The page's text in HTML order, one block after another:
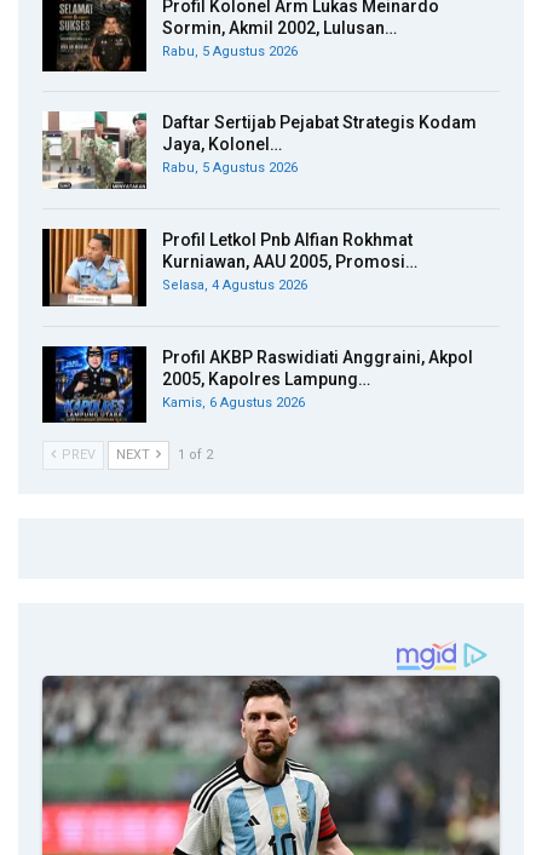
Profil Kolonel Arm Lukas Meinardo
Sormin, Akmil 2002, Lulusan…
Rabu, 5 Agustus 2026
Daftar Sertijab Pejabat Strategis Kodam
Jaya, Kolonel…
Rabu, 5 Agustus 2026
Profil Letkol Pnb Alfian Rokhmat
Kurniawan, AAU 2005, Promosi…
Selasa, 4 Agustus 2026
Profil AKBP Raswidiati Anggraini, Akpol
2005, Kapolres Lampung…
Kamis, 6 Agustus 2026
PREV NEXT 1 of 2